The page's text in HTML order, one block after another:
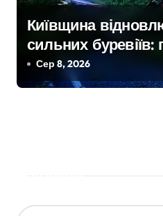
Київщина
сильних
будинки, понад 18
залишились без
Сер 8, 2026